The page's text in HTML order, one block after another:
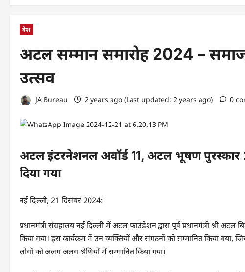
देश
अटल सम्मान समारोह 2024 –
उत्सव
JA Bureau 2 years ago (Last updated: 2 years ago) 0
अटल इंटरनेशनल अवॉर्ड 11, अटल भूषण पुरस्कार
दिया गया
नई दिल्ली, 21 दिसंबर 2024:
प्रधानमंत्री संग्रहालय नई दिल्ली में अटल फाउंडेशन द्वारा पूर्व प्रधानमंत्री श्री
किया गया। इस कार्यक्रम में उन व्यक्तियों और संगठनों को सम्मानित किया गया,
लोगों को अलग अलग श्रेणियों में सम्मानित किया गया।